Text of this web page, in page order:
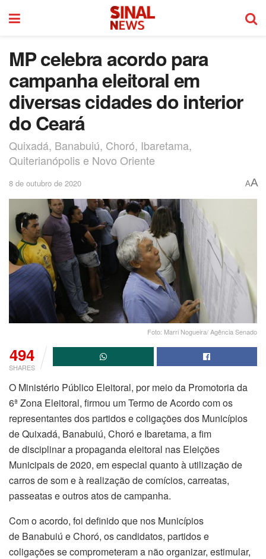
MP celebra acordo para
campanha eleitoral em
diversas cidades do interior
do Ceará
Quixadá, Banabuiú, Choró, Ibaretama,
Quiterianópolis e Novo Oriente
8 de outubro de 2020 AA
Foto: Marri Nogueira/ Agência Senado
494
SHARES
O Ministério Público Eleitoral, por meio da Promotoria da
6ª Zona Eleitoral, firmou um Termo de Acordo com os
representantes dos partidos e coligações dos Municípios
de Quixadá, Banabuiú, Choró e Ibaretama, a fim
de disciplinar a propaganda eleitoral nas Eleições
Municipais de 2020, em especial quanto à utilização de
carros de som e à realização de comícios, carreatas,
passeatas e outros atos de campanha.
Com o acordo, foi definido que nos Municípios
de Banabuiú e Choró, os candidatos, partidos e
coligações se comprometeram a não organizar, estimular,